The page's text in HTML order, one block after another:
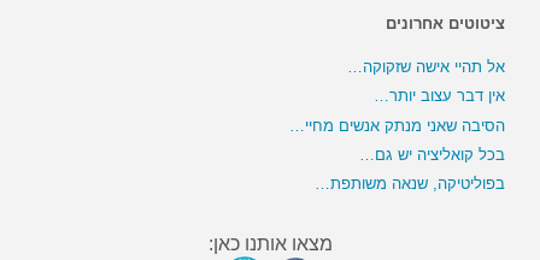
ציטוטים אחרונים
אל תהיי אישה שזקוקה…
אין דבר עצוב יותר…
הסיבה שאני מנתק אנשים מחיי…
בכל קואליציה יש גם…
בפוליטיקה, שנאה משותפת…
מצאו אותנו כאן: